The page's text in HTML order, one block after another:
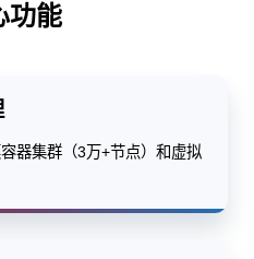
功能
器集群（3万+节点）和虚拟